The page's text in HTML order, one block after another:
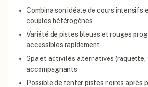
Combinaison idéale de cours intensifs
couples hétérogènes
Variété de pistes bleues et rouges
accessibles rapidement
Spa et activités alternatives (raquette,
accompagnants
Possible de tenter pistes noires après